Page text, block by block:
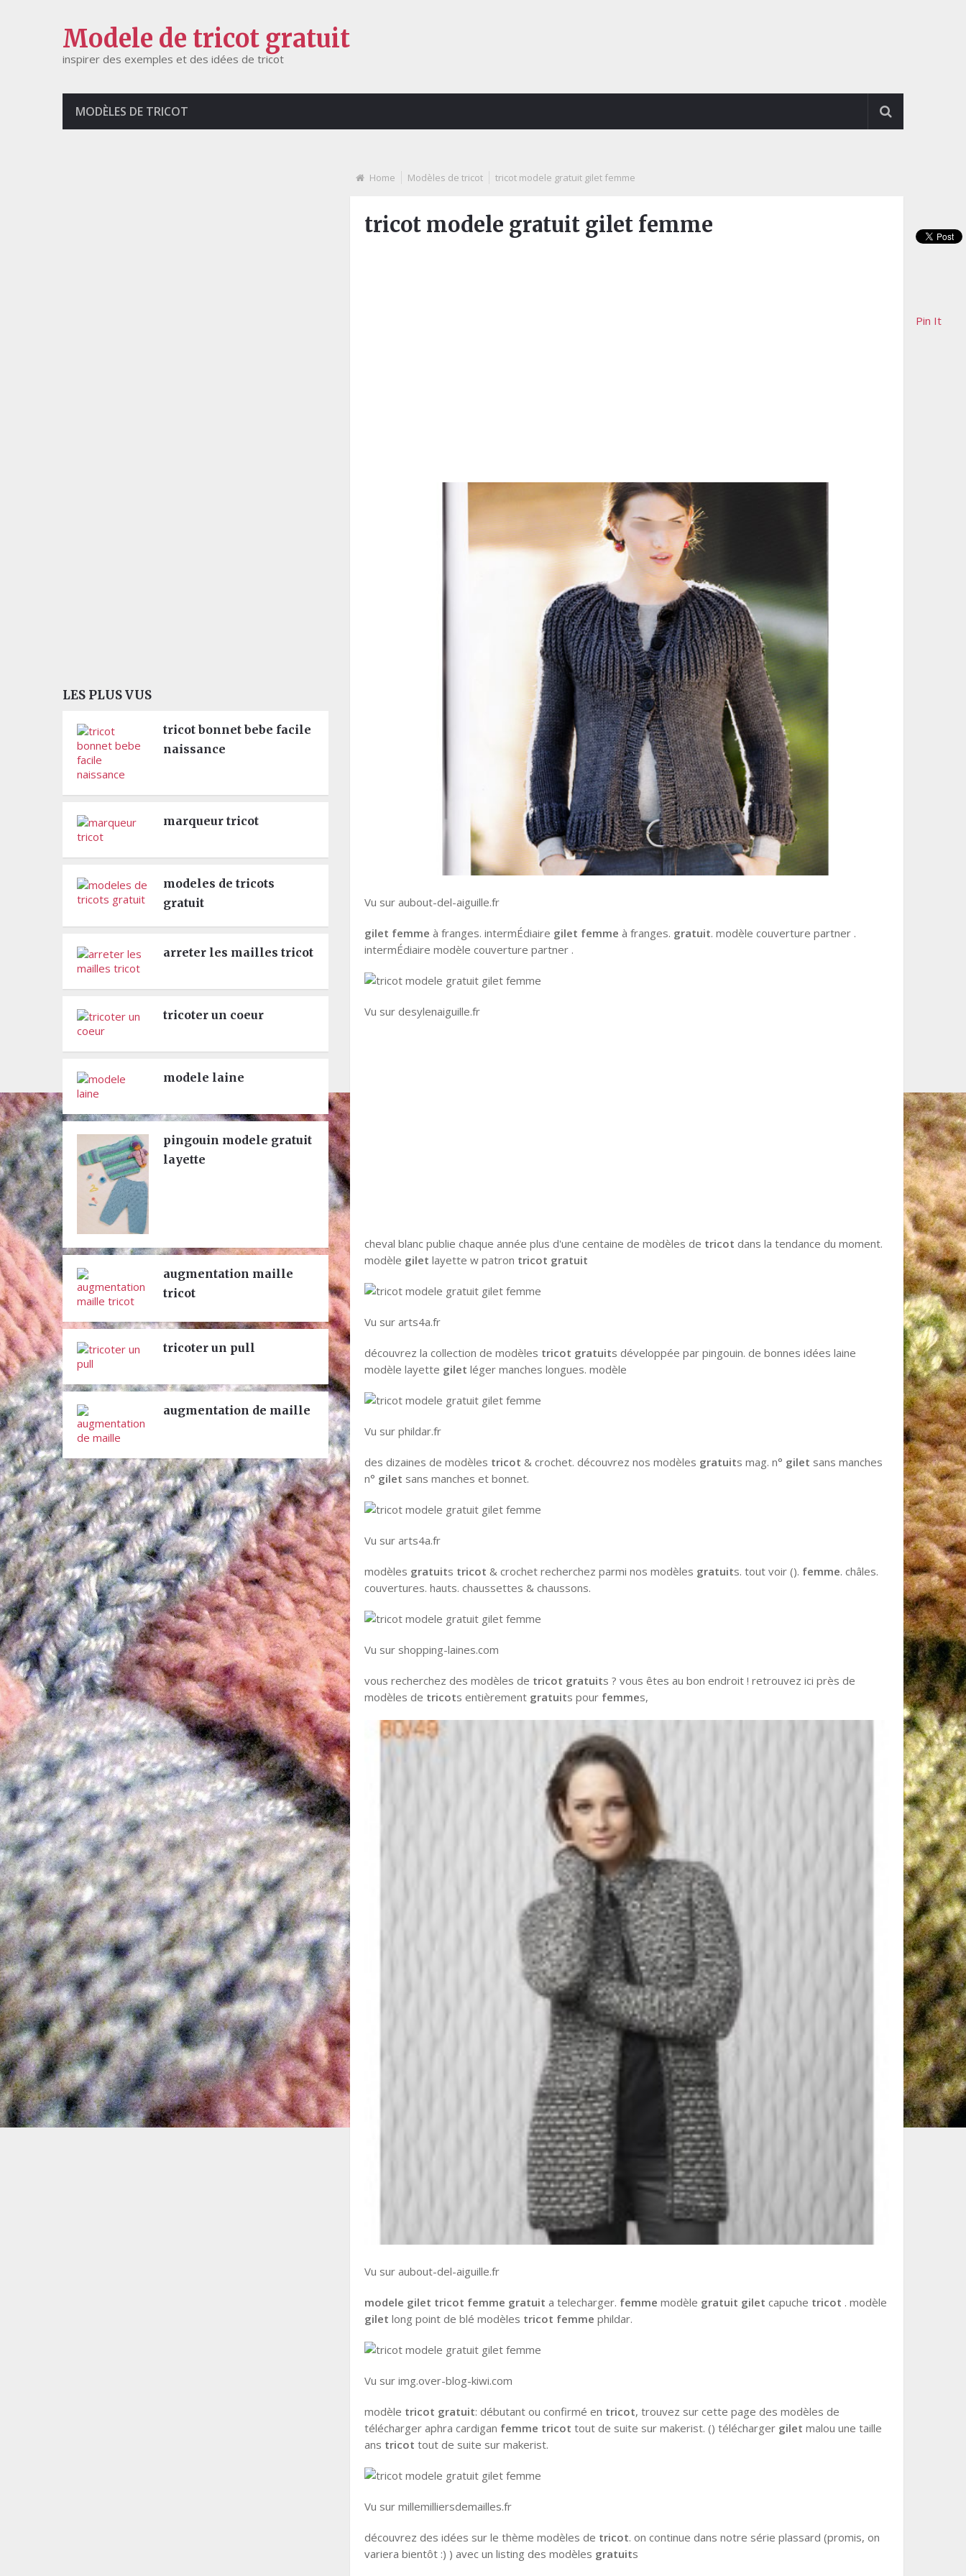
Modele de tricot gratuit
inspirer des exemples et des idées de tricot
MODÈLES DE TRICOT
Home Modèles de tricot tricot modele gratuit gilet femme
tricot modele gratuit gilet femme
Vu sur aubout-del-aiguille.fr
gilet femme à franges. intermÉdiaire gilet femme à franges. gratuit. modèle couverture partner .
intermÉdiaire modèle couverture partner .
Vu sur desylenaiguille.fr
cheval blanc publie chaque année plus d'une centaine de modèles de tricot dans la tendance du moment.
modèle gilet layette w patron tricot gratuit
Vu sur arts4a.fr
découvrez la collection de modèles tricot gratuits développée par pingouin. de bonnes idées laine
modèle layette gilet léger manches longues. modèle
Vu sur phildar.fr
des dizaines de modèles tricot & crochet. découvrez nos modèles gratuits mag. n° gilet sans manches
n° gilet sans manches et bonnet.
Vu sur arts4a.fr
modèles gratuits tricot & crochet recherchez parmi nos modèles gratuits. tout voir (). femme. châles.
couvertures. hauts. chaussettes & chaussons.
Vu sur shopping-laines.com
vous recherchez des modèles de tricot gratuits ? vous êtes au bon endroit ! retrouvez ici près de
modèles de tricots entièrement gratuits pour femmes,
Vu sur aubout-del-aiguille.fr
modele gilet tricot femme gratuit a telecharger. femme modèle gratuit gilet capuche tricot . modèle
gilet long point de blé modèles tricot femme phildar.
Vu sur img.over-blog-kiwi.com
modèle tricot gratuit: débutant ou confirmé en tricot, trouvez sur cette page des modèles de
télécharger aphra cardigan femme tricot tout de suite sur makerist. () télécharger gilet malou une taille
ans tricot tout de suite sur makerist.
Vu sur millemilliersdemailles.fr
découvrez des idées sur le thème modèles de tricot. on continue dans notre série plassard (promis, on
variera bientôt :) ) avec un listing des modèles gratuits
Pin It
LES PLUS VUS
tricot bonnet bebe facile
naissance
marqueur tricot
modeles de tricots
gratuit
arreter les mailles tricot
tricoter un coeur
modele laine
pingouin modele gratuit
layette
augmentation maille
tricot
tricoter un pull
augmentation de maille